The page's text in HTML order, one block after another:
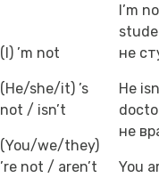
(I) ’m not
(He/she/it) ’s
not / isn’t
(You/we/they)
’re not / aren’t
I’m
не
He
не
You